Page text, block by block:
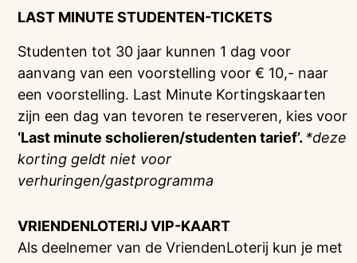
LAST MINUTE STUDENTEN-TICKETS
Studenten tot 30 jaar kunnen 1 dag voor
aanvang van een voorstelling voor € 10,- naar
een voorstelling. Last Minute Kortingskaarten
zijn een dag van tevoren te reserveren, kies voor
‘Last minute scholieren/studenten tarief’. *deze
korting geldt niet voor
verhuringen/gastprogramma
VRIENDENLOTERIJVIP-KAART
Als deelnemer van de VriendenLoterij kun je met